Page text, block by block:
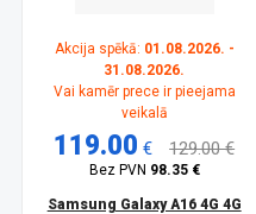
Akcija spēkā: 01.08.2026. -
31.08.2026.
Vai kamēr prece ir pieejama
veikalā
119.00 € 129.00 €
Bez PVN 98.35 €
Samsung Galaxy A16 4G 4G